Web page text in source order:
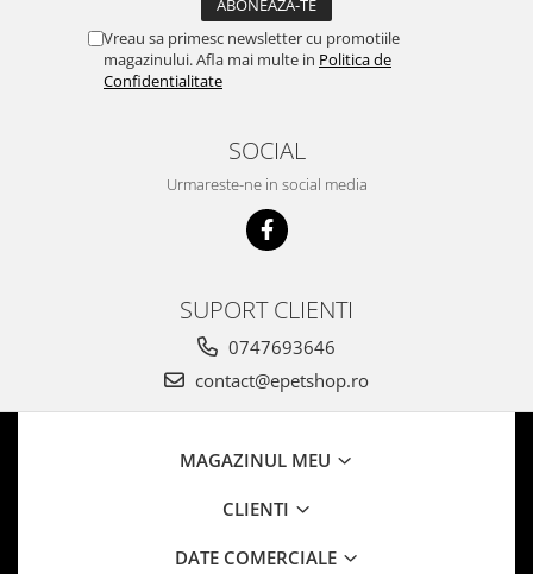
Vreau sa primesc newsletter cu promotiile
magazinului. Afla mai multe in Politica de
Confidentialitate
SOCIAL
Urmareste-ne in social media
SUPORT CLIENTI
0747693646
contact@epetshop.ro
MAGAZINUL MEU
CLIENTI
DATE COMERCIALE